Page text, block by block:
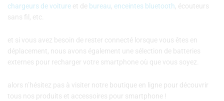
chargeurs de voiture et de bureau, enceintes bluetooth, écouteurs
sans fil, etc.
et si vous avez besoin de rester connecté lorsque vous êtes en
déplacement, nous avons également une sélection de batteries
externes pour recharger votre smartphone où que vous soyez.
alors n’hésitez pas à visiter notre boutique en ligne pour découvrir
tous nos produits et accessoires pour smartphone !